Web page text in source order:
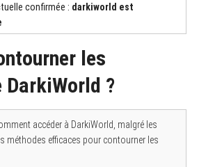
confirmée : darkiworld est
les
?
accéder à DarkiWorld, malgré les
méthodes efficaces pour contourner les